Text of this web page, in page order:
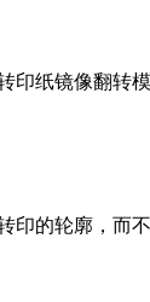
纸镜像翻转
印的轮廓，